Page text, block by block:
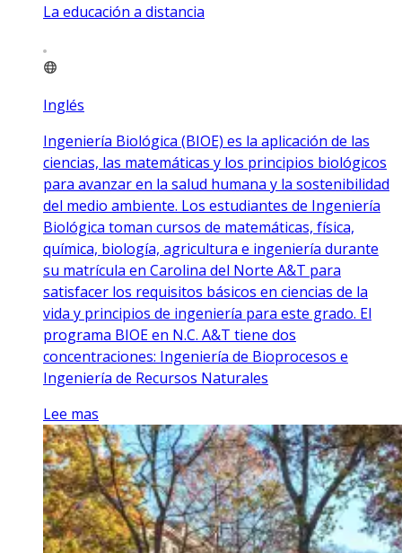
La educación a distancia
Inglés
Ingeniería Biológica (BIOE) es la aplicación de las
ciencias, las matemáticas y los principios biológicos
para avanzar en la salud humana y la sostenibilidad
del medio ambiente. Los estudiantes de Ingeniería
Biológica toman cursos de matemáticas, física,
química, biología, agricultura e ingeniería durante
su matrícula en Carolina del Norte A&T para
satisfacer los requisitos básicos en ciencias de la
vida y principios de ingeniería para este grado. El
programa BIOE en N.C. A&T tiene dos
concentraciones: Ingeniería de Bioprocesos e
Ingeniería de Recursos Naturales
Lee mas